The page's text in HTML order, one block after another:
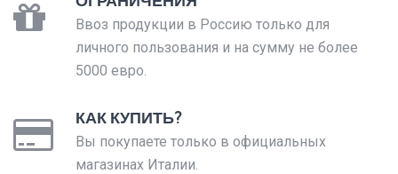
Ввоз продукции в Россию только для
личного пользования и на сумму не более
5000 евро.
КАК КУПИТЬ?
Вы покупаете только в официальных
магазинах Италии.